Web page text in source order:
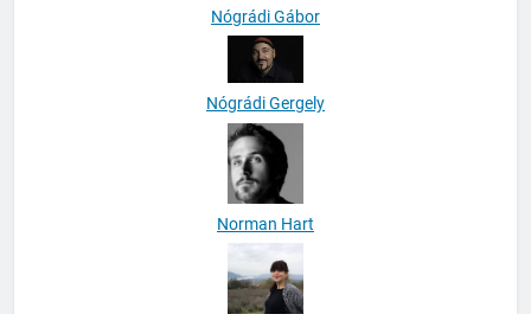
Nógrádi Gábor
Nógrádi Gergely
Norman Hart